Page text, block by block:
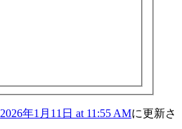
2026年1月11日 at 11:55 AMに更新さ